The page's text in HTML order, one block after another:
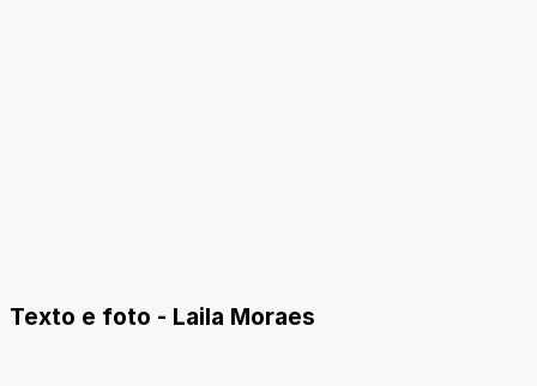
Texto e foto - Laila Moraes